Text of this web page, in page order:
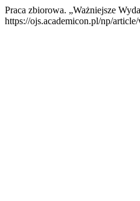
Praca zbiorowa. „Ważniejsze
https://ojs.academicon.pl/np/